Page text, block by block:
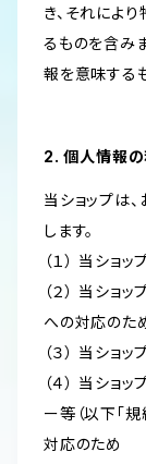
き、それによ
るものを含み
報を意味する
2. 個人情報
当ショップは
します。
（１） 当ショ
（２） 当ショ
への対応のた
（３） 当ショ
（４） 当ショ
ー等（以下「
対応のため